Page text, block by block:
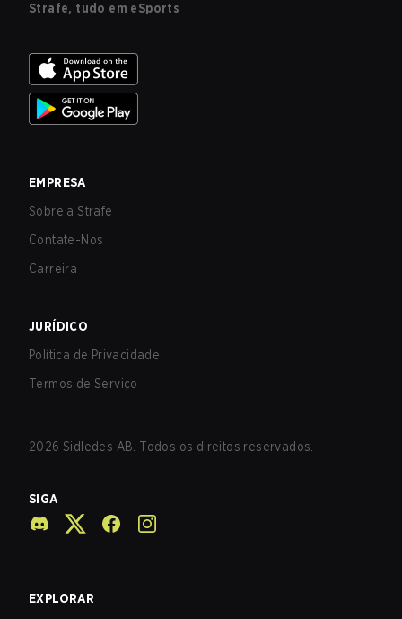
Strafe, tudo em eSports
EMPRESA
Sobre a Strafe
Contate-Nos
Carreira
JURÍDICO
Política de Privacidade
Termos de Serviço
2026 Sidledes AB. Todos os direitos reservados.
SIGA
EXPLORAR